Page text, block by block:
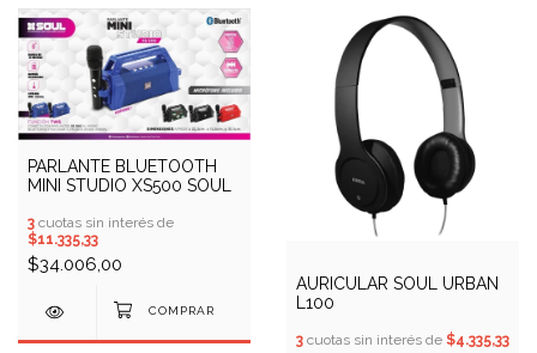
PARLANTE BLUETOOTH
MINI STUDIO XS500 SOUL
3 cuotas sin interés de
$11.335,33
$34.006,00
AURICULAR SOUL URBAN
L100
3 cuotas sin interés de $4.335,33